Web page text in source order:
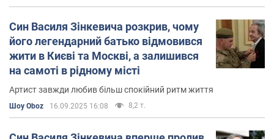
Син Василя Зінкевича розкрив, чому
його легендарний батько відмовився
жити в Києві та Москві, а залишився
на самоті в рідному місті
Артист завжди любив більш спокійний ритм життя
Шоу Oboz 16.09.2025 16:08 8,2 т.